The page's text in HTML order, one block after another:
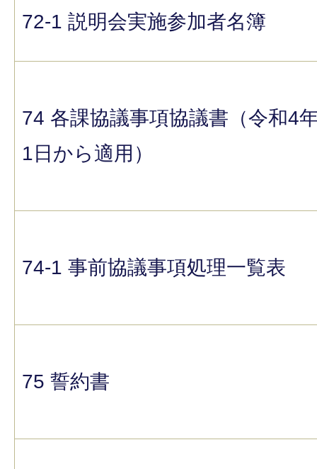
72-1 説明会実施参加者名簿
74 各課協議事項協議書（令和4
1日から適用）
74-1 事前協議事項処理一覧表
75 誓約書